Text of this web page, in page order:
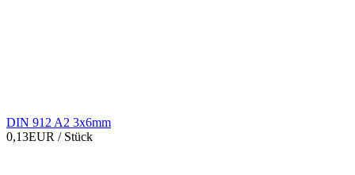
DIN 912 A2 3x6mm
0,13EUR / Stück